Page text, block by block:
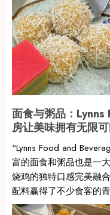
面食与粥品：
房让美味拥有无限
“Lynns Food and
富的面食和粥品也是一
烧鸡的独特口感完美融
配料赢得了不少食客的青